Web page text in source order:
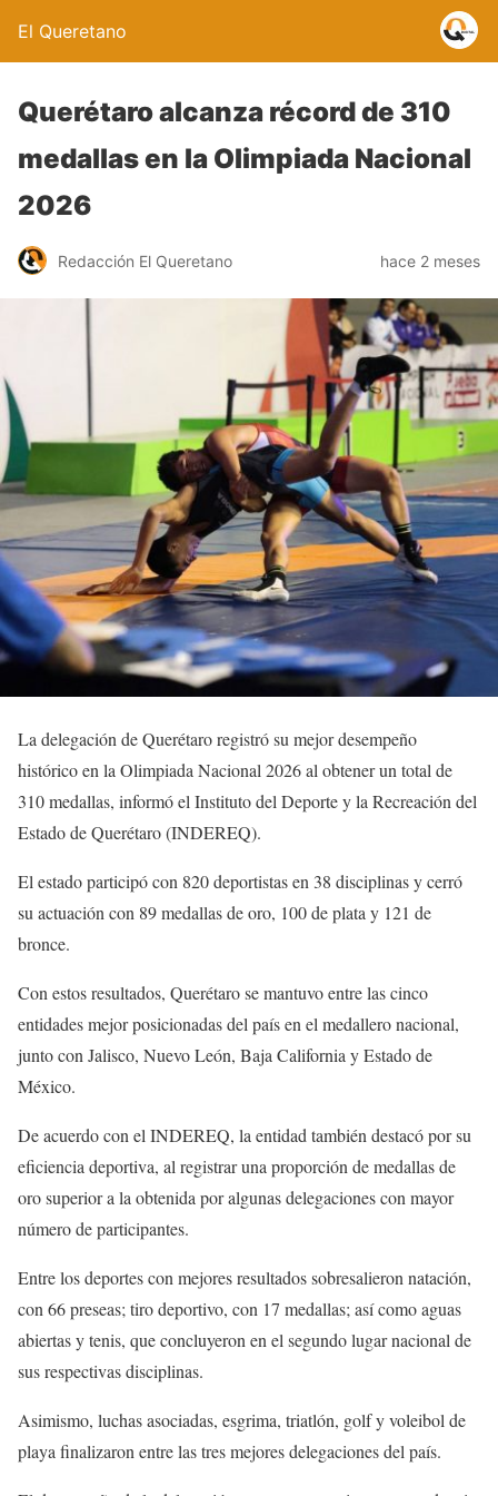
El Queretano
Querétaro alcanza récord de 310
medallas en la Olimpiada Nacional
2026
Redacción El Queretano hace 2 meses
La delegación de Querétaro registró su mejor desempeño
histórico en la Olimpiada Nacional 2026 al obtener un total de
310 medallas, informó el Instituto del Deporte y la Recreación del
Estado de Querétaro (INDEREQ).
El estado participó con 820 deportistas en 38 disciplinas y cerró
su actuación con 89 medallas de oro, 100 de plata y 121 de
bronce.
Con estos resultados, Querétaro se mantuvo entre las cinco
entidades mejor posicionadas del país en el medallero nacional,
junto con Jalisco, Nuevo León, Baja California y Estado de
México.
De acuerdo con el INDEREQ, la entidad también destacó por su
eficiencia deportiva, al registrar una proporción de medallas de
oro superior a la obtenida por algunas delegaciones con mayor
número de participantes.
Entre los deportes con mejores resultados sobresalieron natación,
con 66 preseas; tiro deportivo, con 17 medallas; así como aguas
abiertas y tenis, que concluyeron en el segundo lugar nacional de
sus respectivas disciplinas.
Asimismo, luchas asociadas, esgrima, triatlón, golf y voleibol de
playa finalizaron entre las tres mejores delegaciones del país.